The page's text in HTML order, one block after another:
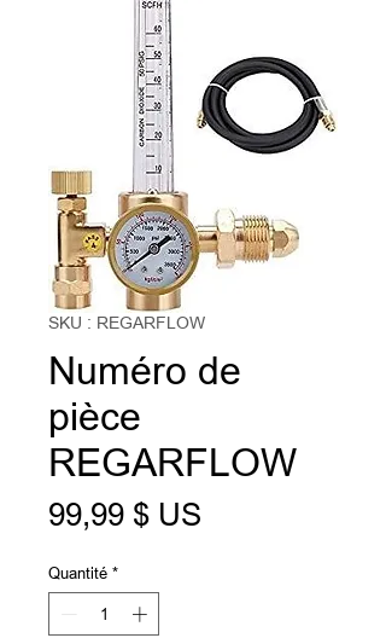
SKU : REGARFLOW
Numéro de
pièce
REGARFLOW
99,99 $ US
Quantité *